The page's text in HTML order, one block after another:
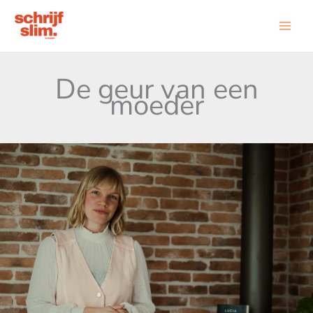
naar
De geur van een
moeder
Leesclubvragen
De
geur
van
een
moeder